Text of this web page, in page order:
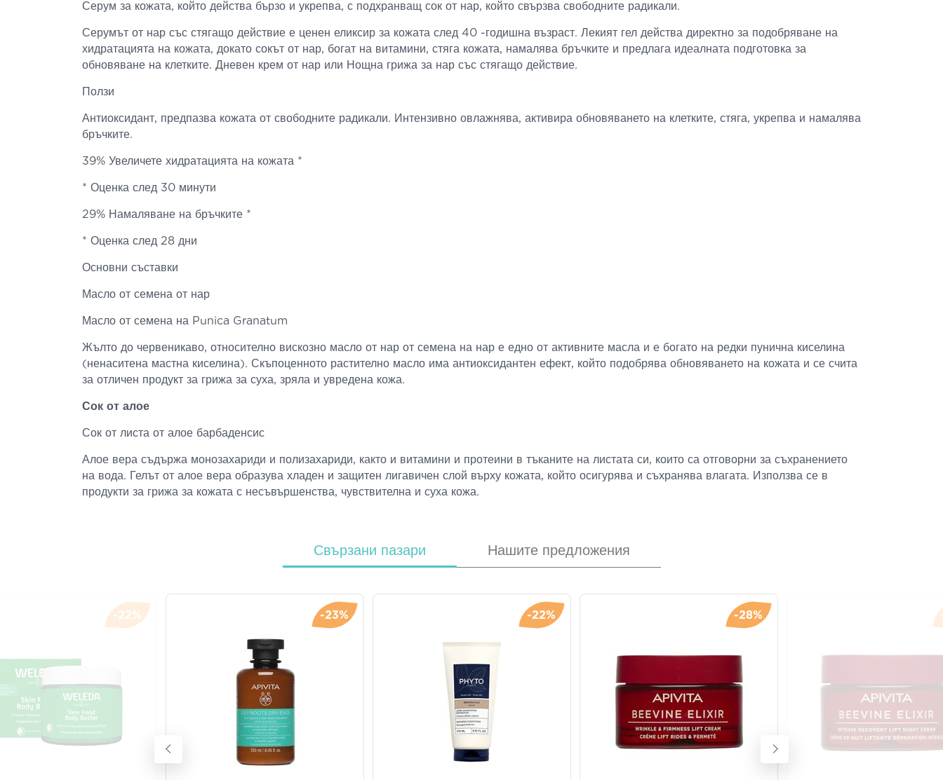
Серум за кожата, който действа бързо и укрепва, с подхранващ сок от нар, който свързва свободните радикали.
Серумът от нар със стягащо действие е ценен еликсир за кожата след 40 -годишна възраст. Лекият гел действа директно за подобряване на
хидратацията на кожата, докато сокът от нар, богат на витамини, стяга кожата, намалява бръчките и предлага идеалната подготовка за
обновяване на клетките. Дневен крем от нар или Нощна грижа за нар със стягащо действие.
Ползи
Антиоксидант, предпазва кожата от свободните радикали. Интензивно овлажнява, активира обновяването на клетките, стяга, укрепва и намалява
бръчките.
39% Увеличете хидратацията на кожата *
* Оценка след 30 минути
29% Намаляване на бръчките *
* Оценка след 28 дни
Основни съставки
Масло от семена от нар
Масло от семена на Punica Granatum
Жълто до червеникаво, относително вискозно масло от нар от семена на нар е едно от активните масла и е богато на редки пунична киселина
(ненаситена мастна киселина). Скъпоценното растително масло има антиоксидантен ефект, който подобрява обновяването на кожата и се счита
за отличен продукт за грижа за суха, зряла и увредена кожа.
Сок от алое
Сок от листа от алое барбаденсис
Алое вера съдържа монозахариди и полизахариди, както и витамини и протеини в тъканите на листата си, които са отговорни за съхранението
на вода. Гелът от алое вера образува хладен и защитен лигавичен слой върху кожата, който осигурява и съхранява влагата. Използва се в
продукти за грижа за кожата с несъвършенства, чувствителна и суха кожа.
Свързани пазари Нашите предложения
-22% -23% -22% -28%